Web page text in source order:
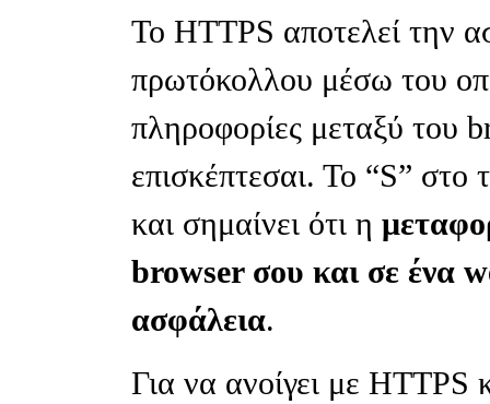
Το HTTPS αποτελεί την
πρωτόκολλου μέσω του
πληροφορίες μεταξύ του
επισκέπτεσαι. Το “S” στο
και σημαίνει ότι η
browser σου και σε ένα
ασφάλεια.
Για να ανοίγει με HTTPS